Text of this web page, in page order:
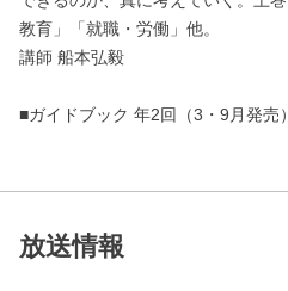
教育」「就職・労働」他。
講師 船本弘毅
■ガイドブック 年2回（3・9月発売）
放送情報